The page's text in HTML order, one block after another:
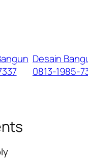
Desain
0813-1985-